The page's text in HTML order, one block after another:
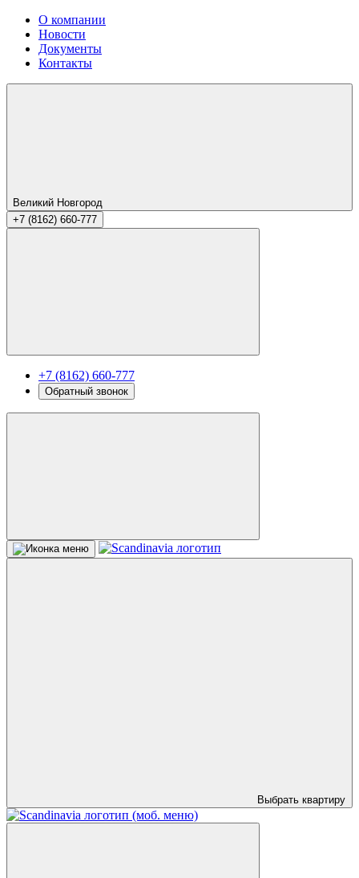
О компании
Новости
Документы
Контакты
Великий Новгород
+7 (8162) 660-777
+7 (8162) 660-777
Обратный звонок
Выбрать квартиру